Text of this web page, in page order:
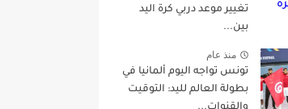
تغيير موعد دربي كرة اليد
بين...
منذ عام
تونس تواجه اليوم ألمانيا في
بطولة العالم لليد: التوقيت